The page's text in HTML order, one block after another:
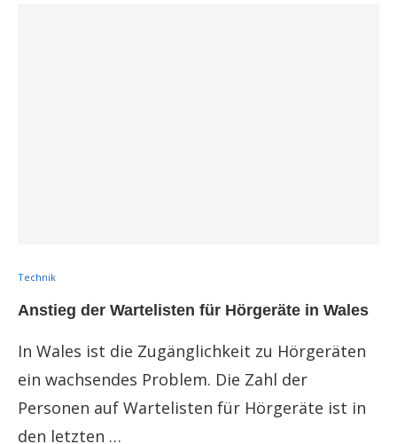
Technik
Anstieg der Wartelisten für Hörgeräte in Wales
In Wales ist die Zugänglichkeit zu Hörgeräten
ein wachsendes Problem. Die Zahl der
Personen auf Wartelisten für Hörgeräte ist in
den letzten …